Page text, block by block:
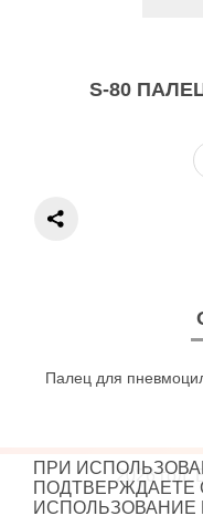
S-80
Палец для
2026 год.
ПРИ
ПОДТВЕРЖДАЕТЕ
ИСПОЛЬЗОВАНИЕ